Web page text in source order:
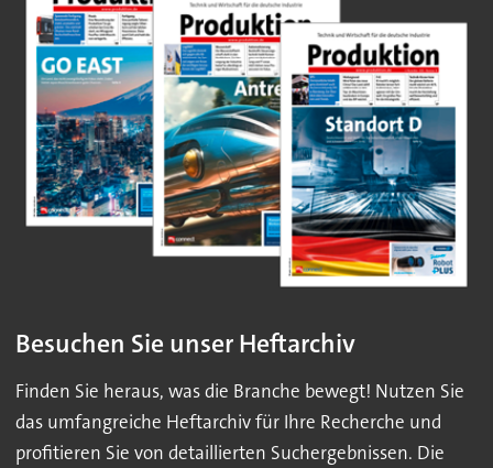
Besuchen Sie unser Heftarchiv
Finden Sie heraus, was die Branche bewegt! Nutzen Sie
das umfangreiche Heftarchiv für Ihre Recherche und
profitieren Sie von detaillierten Suchergebnissen. Die